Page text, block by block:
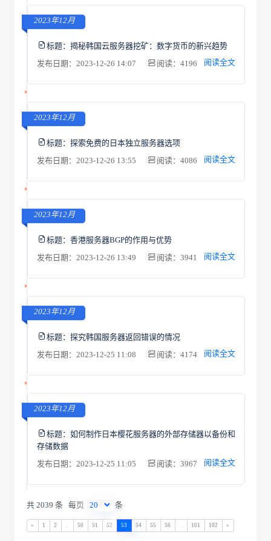
2023年12月
标题： 揭秘韩国云服务器挖矿：数字货币的新兴趋势
发布日期：2023-12-26 14:07
阅读：4196 阅读全文
2023年12月
标题： 探索免费的日本独立服务器选项
发布日期：2023-12-26 13:55
阅读：4086 阅读全文
2023年12月
标题： 香港服务器BGP的作用与优势
发布日期：2023-12-26 13:49
阅读：3941 阅读全文
2023年12月
标题： 探究韩国服务器返回错误的情况
发布日期：2023-12-25 11:08
阅读：4174 阅读全文
2023年12月
标题： 如何制作日本樱花服务器的外部存储器以备份和
存储数据
发布日期：2023-12-25 11:05
阅读：3967 阅读全文
共 2039 条 每页 条
« 1 2 50 51 52 53 54 55 56 101 102 »